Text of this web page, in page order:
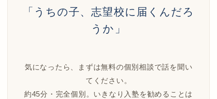
「うちの子、志望校に届くんだろ
うか」
気になったら、まずは無料の個別相談で話を聞い
てください。
約45分・完全個別。いきなり入塾を勧めることは